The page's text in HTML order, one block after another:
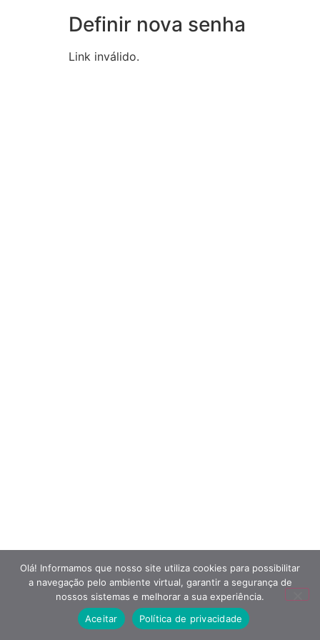
Definir nova senha
Link inválido.
Olá! Informamos que nosso site utiliza cookies para possibilitar
a navegação pelo ambiente virtual, garantir a segurança de
nossos sistemas e melhorar a sua experiência.
Aceitar
Política de privacidade